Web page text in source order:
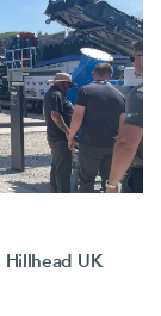
Hillhead UK